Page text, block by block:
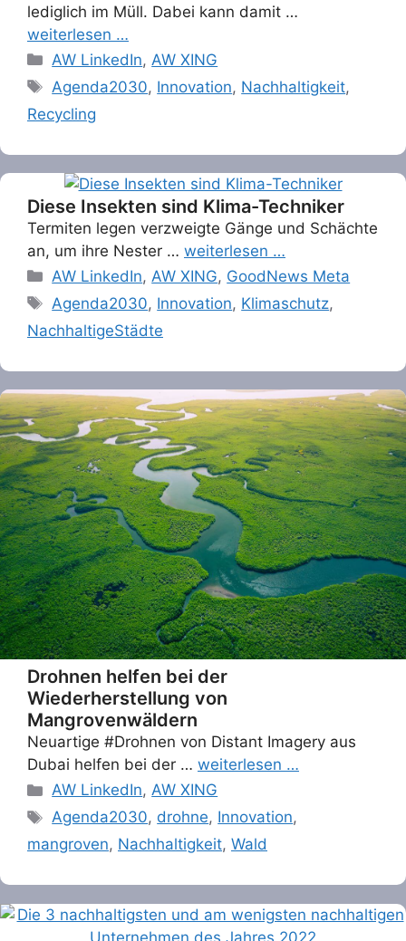
lediglich im Müll. Dabei kann damit …
weiterlesen …
Categories
AW LinkedIn,AW XING
Tags
Agenda2030, Innovation, Nachhaltigkeit,
Recycling
Diese Insekten sind Klima-Techniker
Termiten legen verzweigte Gänge und Schächte
an, um ihre Nester … weiterlesen …
Categories
AW LinkedIn,AW XING, GoodNews Meta
Tags
Agenda2030, Innovation, Klimaschutz,
NachhaltigeStädte
Drohnen helfen bei der
Wiederherstellung von
Mangrovenwäldern
Neuartige #Drohnen von Distant Imagery aus
Dubai helfen bei der … weiterlesen …
Categories
AW LinkedIn,AW XING
Tags
Agenda2030, drohne, Innovation,
mangroven, Nachhaltigkeit, Wald